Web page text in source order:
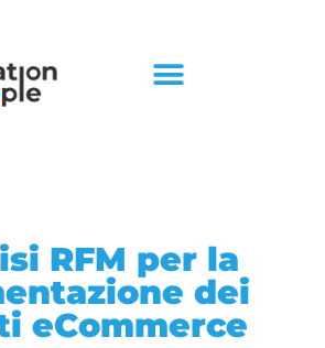
RFM per la
dei
eCommerce